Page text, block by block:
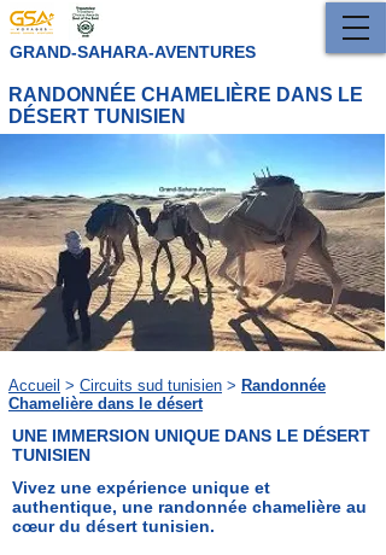
GRAND-SAHARA-AVENTURES
RANDONNÉE CHAMELIÈRE DANS LE
DÉSERT TUNISIEN
Accueil > Circuits sud tunisien > Randonnée
Chamelière dans le désert
UNE IMMERSION UNIQUE DANS LE DÉSERT
TUNISIEN
Vivez une expérience unique et
authentique, une randonnée chamelière au
cœur du désert tunisien.